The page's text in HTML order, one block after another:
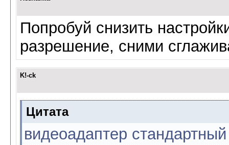
Попробуй снизить
разрешение, сними
K!-ck
Цитата
видеоадаптер